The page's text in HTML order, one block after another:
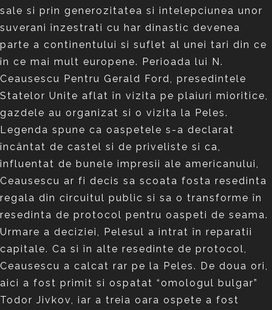
sale si prin generozitatea si intelepciunea unor
suverani înzestrati cu har dinastic devenea
parte a continentului si suflet al unei tari din ce
în ce mai mult europene. Perioada lui N.
Ceausescu Pentru Gerald Ford, presedintele
Statelor Unite aflat în vizita pe plaiuri mioritice,
gazdele au organizat si o vizita la Peles.
Legenda spune ca oaspetele s-a declarat
încântat de castel si de priveliste si ca,
influentat de bunele impresii ale americanului,
Ceausescu ar fi decis sa scoata fosta resedinta
regala din circuitul public si sa o transforme în
resedinta de protocol pentru oaspeti de seama.
Urmare a deciziei, Pelesul a intrat în reparatii
capitale. Ca si în alte resedinte de protocol,
Ceausescu a calcat rar pe la Peles. De doua ori,
aici a fost primit si ospatat “omologul bulgar”
Todor Jivkov, iar a treia oara ospete a fost